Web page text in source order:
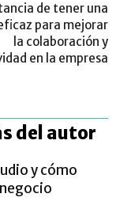
de tener una
para mejorar
la colaboración y
en la empresa
del autor
y cómo